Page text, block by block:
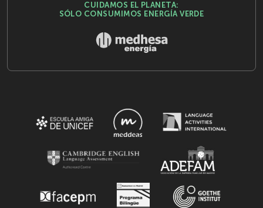
CUIDAMOS EL PLANETA:
SÓLO CONSUMIMOS ENERGÍA VERDE